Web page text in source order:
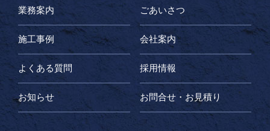
業務案内
施工事例
よくある質問
お知らせ
ごあいさつ
会社案内
採用情報
お問合せ・お見積り